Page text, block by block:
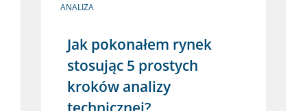
ANALIZA
Jak pokonałem rynek
stosując 5 prostych
kroków analizy